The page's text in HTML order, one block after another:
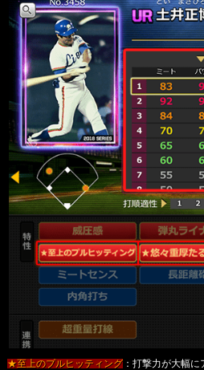
★至上のプルヒッティング：打撃力が大幅に